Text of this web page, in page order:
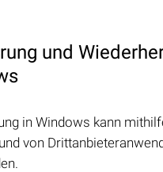
und
in Windows kann
von